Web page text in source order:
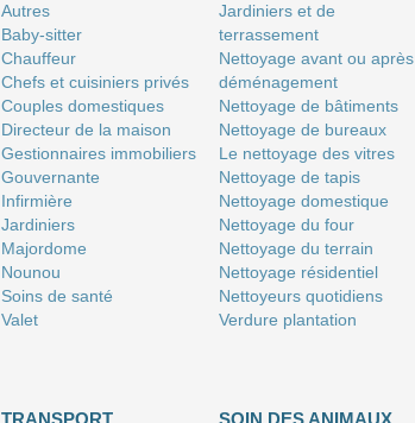
Autres
Baby-sitter
Chauffeur
Chefs et cuisiniers privés
Couples domestiques
Directeur de la maison
Gestionnaires immobiliers
Gouvernante
Infirmière
Jardiniers
Majordome
Nounou
Soins de santé
Valet
Jardiniers et de
terrassement
Nettoyage avant ou après
déménagement
Nettoyage de bâtiments
Nettoyage de bureaux
Le nettoyage des vitres
Nettoyage de tapis
Nettoyage domestique
Nettoyage du four
Nettoyage du terrain
Nettoyage résidentiel
Nettoyeurs quotidiens
Verdure plantation